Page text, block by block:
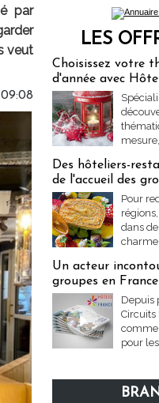
par
veut
LES
Choisissez votre
d'année avec
Des hôteliers-
de l'accueil des
Pour
dans
charme
Un acteur
groupes en France
Depuis
Circuits
comme
pour